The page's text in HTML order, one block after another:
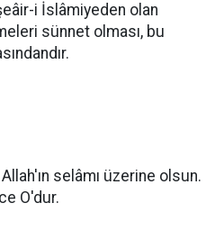
i İslâmiyeden olan
selâmı üzerine olsun.
O'dur.